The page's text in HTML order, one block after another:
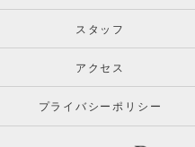
スタッフ
アクセス
プライバシーポリシー